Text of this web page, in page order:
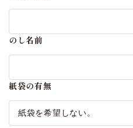
のし名前
紙袋の有無